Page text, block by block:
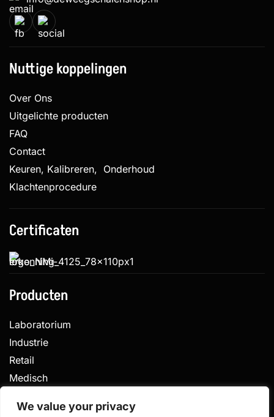
We value your privacy
Nuttige koppelingen
Over Ons
Uitgelichte producten
FAQ
Contact
Keuren, Kalibreren, Onderhoud
Klachtenprocedure
Certificaten
Producten
Laboratorium
Industrie
Retail
Medisch